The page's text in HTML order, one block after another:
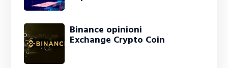
Binance opinioni
Exchange Crypto Coin